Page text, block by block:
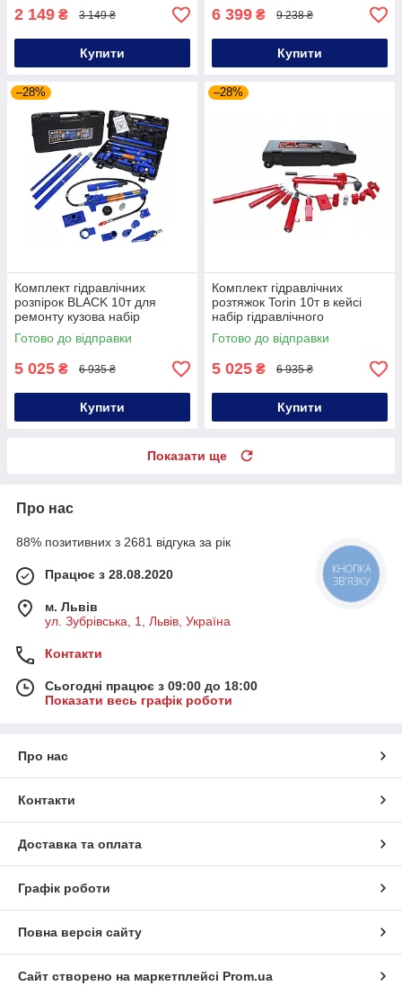
2 149 ₴ 3 149 ₴
Купити
6 399 ₴ 9 238 ₴
Купити
–28%
Комплект гідравлічних
розпірок BLACK 10т для
ремонту кузова набір
гідравлічних розширювачів
для автомобілів
Готово до відправки
5 025 ₴ 6 935 ₴
Купити
–28%
Комплект гідравлічних
розтяжок Torin 10т в кейсі
набір гідравлічного
інструмента для ремонту
кузова
Готово до відправки
5 025 ₴ 6 935 ₴
Купити
Показати ще
Про нас
88% позитивних з 2681 відгука за рік
Працює з 28.08.2020
м. Львів
ул. Зубрівська, 1, Львів, Україна
Контакти
Сьогодні працює з 09:00 до 18:00
Показати весь графік роботи
Про нас
Контакти
Доставка та оплата
Графік роботи
Повна версія сайту
Сайт створено на маркетплейсі Prom.ua
КНОПКА
ЗВ'ЯЗКУ